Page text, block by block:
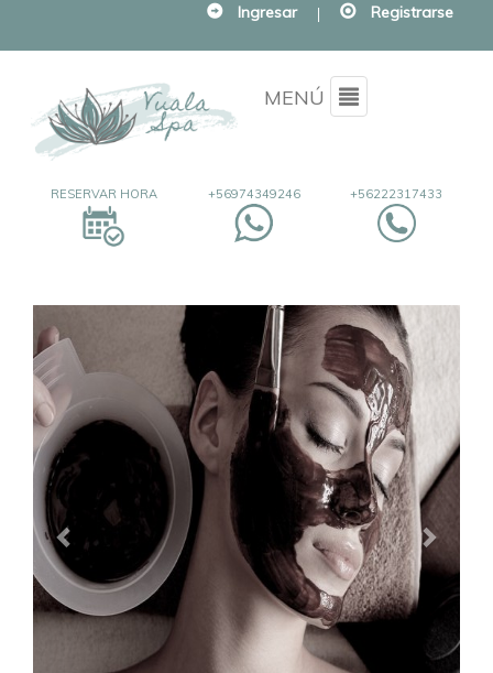
Ingresar | Registrarse
MENÚ Menu
+56222317433
+56974349246
RESERVAR HORA